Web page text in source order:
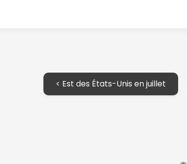
< Est des États-Unis en juillet